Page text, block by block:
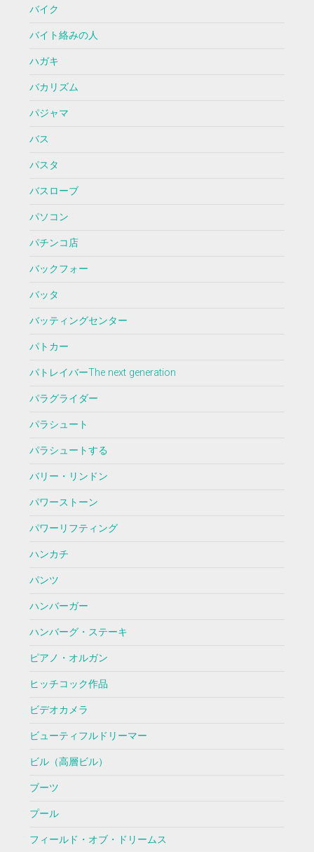
バイク
バイト絡みの人
ハガキ
バカリズム
パジャマ
バス
パスタ
バスローブ
パソコン
パチンコ店
バックフォー
バッタ
バッティングセンター
パトカー
パトレイバーThe next generation
パラグライダー
パラシュート
パラシュートする
バリー・リンドン
パワーストーン
パワーリフティング
ハンカチ
パンツ
ハンバーガー
ハンバーグ・ステーキ
ピアノ・オルガン
ヒッチコック作品
ビデオカメラ
ビューティフルドリーマー
ビル（高層ビル）
ブーツ
プール
フィールド・オブ・ドリームス